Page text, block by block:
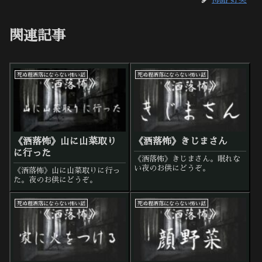
関連記事
死ぬ程洒落にならない怖い話
《洒落怖》山に山菜取り
に行った
《洒落怖》山に山菜取りに行っ
た。夜のお供にどうぞ。
死ぬ程洒落にならない怖い話
《洒落怖》きじまさん
《洒落怖》きじまさん。眠れな
い夜のお供にどうぞ。
死ぬ程洒落にならない怖い話 死ぬ程洒落にならない怖い話